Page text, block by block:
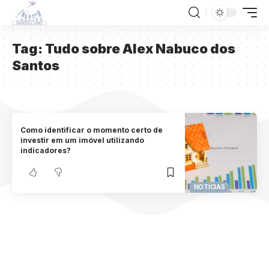
Tag: Tudo sobre Alex Nabuco dos
Santos
NOTICIAS
Como identificar o momento certo de
investir em um imóvel utilizando
indicadores?